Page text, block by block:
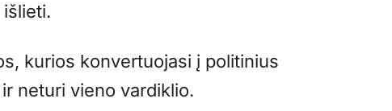
kurios konvertuojasi į politinius
neturi vieno vardiklio.